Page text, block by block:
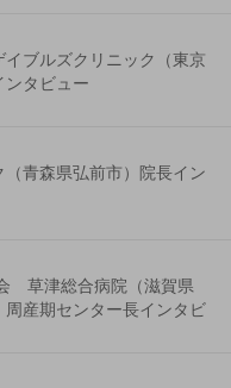
ブルズクリニック（東京
ンタビュー
（青森県弘前市）院長イン
草津総合病院（滋賀県
産期センター長インタビ